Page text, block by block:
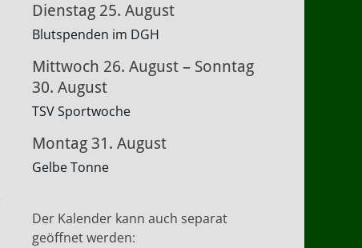
Dienstag 25. August
Blutspenden im DGH
Mittwoch 26. August – Sonntag
30. August
TSV Sportwoche
Montag 31. August
Gelbe Tonne
Der Kalender kann auch separat
geöffnet werden: